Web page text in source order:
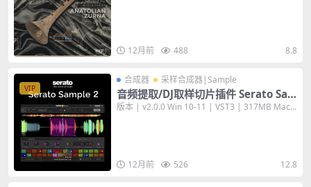
12月前 488 8.8
VIP
合成器 采样合成器|Sample
音频提取/DJ取样切片插件 Serato Sa
mple 2 v2.0.0 [WiN+MAC]
版本 | v2.0.0 Win 10-11 | VST3 | 317MB Mac...
12月前 526 12.8